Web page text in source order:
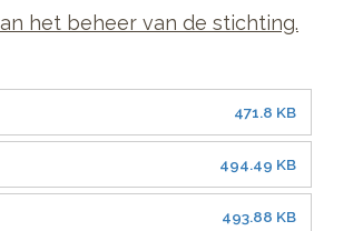
het beheer van de stichting.
471.8 KB
494.49 KB
493.88 KB